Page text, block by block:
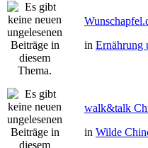
in Ernährung
walk&talk
in Wilde